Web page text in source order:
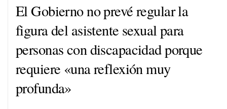
El Gobierno no prevé regular la
figura del asistente sexual para
personas con discapacidad porque
requiere «una reflexión muy
profunda»